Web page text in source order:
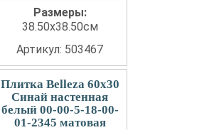
Размеры:
38.50x38.50см
Артикул: 503467
Плитка Belleza 60x30
Синай настенная
белый 00-00-5-18-00-
01-2345 матовая